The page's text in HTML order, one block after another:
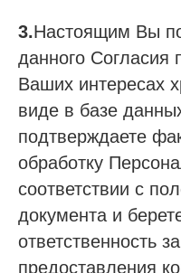
3.Настоящим Вы
данного Согласия
Ваших интересах
виде в базе
подтверждаете
обработку
соответствии с
документа и
ответственность
предоставления